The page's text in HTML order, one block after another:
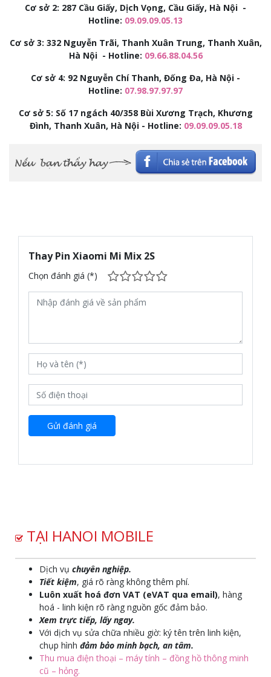
Cơ sở 2: 287 Cầu Giấy, Dịch Vọng, Cầu Giấy, Hà Nội -
Hotline: 09.09.09.05.13
Cơ sở 3: 332 Nguyễn Trãi, Thanh Xuân Trung, Thanh Xuân,
Hà Nội - Hotline: 09.66.88.04.56
Cơ sở 4: 92 Nguyễn Chí Thanh, Đống Đa, Hà Nội -
Hotline: 07.98.97.97.97
Cơ sở 5: Số 17 ngách 40/358 Bùi Xương Trạch, Khương
Đình, Thanh Xuân, Hà Nội - Hotline: 09.09.09.05.18
Thay Pin Xiaomi Mi Mix 2S
Chọn đánh giá (*)
Gửi đánh giá
TẠI HANOI MOBILE
Dịch vụ chuyên nghiệp.
Tiết kiệm, giá rõ ràng không thêm phí.
Luôn xuất hoá đơn VAT (eVAT qua email), hàng
hoá - linh kiện rõ ràng nguồn gốc đảm bảo.
Xem trực tiếp, lấy ngay.
Với dịch vụ sửa chữa nhiều giờ: ký tên trên linh kiện,
chụp hình đảm bảo minh bạch, an tâm.
Thu mua điện thoại – máy tính – đồng hồ thông minh
cũ – hỏng.